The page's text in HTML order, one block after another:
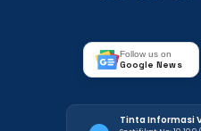
Follow us on
Google News
Tinta Informasi